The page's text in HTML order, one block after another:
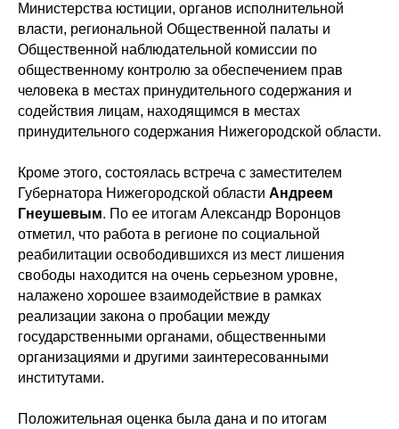
Министерства юстиции, органов исполнительной
власти, региональной Общественной палаты и
Общественной наблюдательной комиссии по
общественному контролю за обеспечением прав
человека в местах принудительного содержания и
содействия лицам, находящимся в местах
принудительного содержания Нижегородской области.
Кроме этого, состоялась встреча с заместителем
Губернатора Нижегородской области Андреем
Гнеушевым. По ее итогам Александр Воронцов
отметил, что работа в регионе по социальной
реабилитации освободившихся из мест лишения
свободы находится на очень серьезном уровне,
налажено хорошее взаимодействие в рамках
реализации закона о пробации между
государственными органами, общественными
организациями и другими заинтересованными
институтами.
Положительная оценка была дана и по итогам